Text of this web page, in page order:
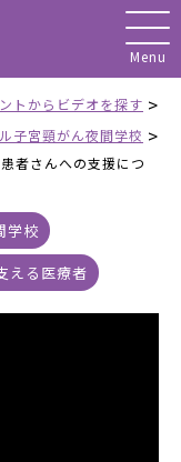
トからビデオを探す >
子宮頸がん夜間学校 >
者さんへの支援につ
学校
える医療者